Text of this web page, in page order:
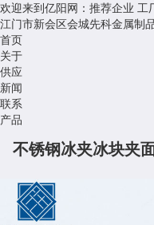
欢迎来到亿阳网：推荐企业 工
江门市新会区会城先科金属制
首页
关于
供应
新闻
联系
产品
不锈钢冰夹冰块夹